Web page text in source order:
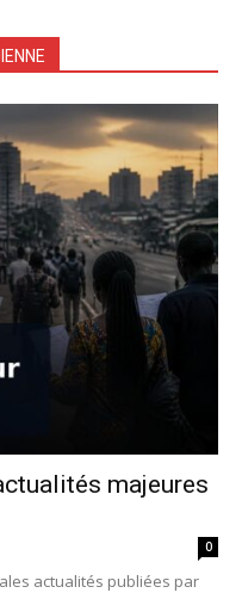
majeures
0
actualités publiées par